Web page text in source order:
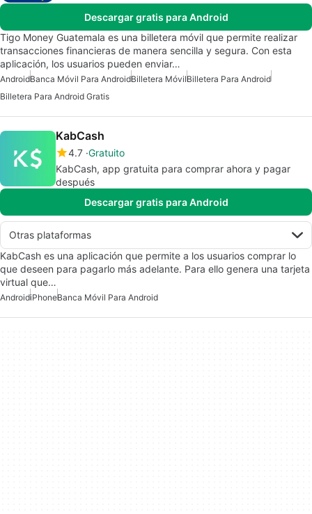
Descargar gratis para Android
Tigo Money Guatemala es una billetera móvil que permite realizar
transacciones financieras de manera sencilla y segura. Con esta
aplicación, los usuarios pueden enviar…
AndroidBanca Móvil Para AndroidBilletera MóvilBilletera Para Android
Billetera Para Android Gratis
KabCash
4.7 Gratuito
KabCash, app gratuita para comprar ahora y pagar
después
Descargar gratis para Android
Otras plataformas
KabCash es una aplicación que permite a los usuarios comprar lo
que deseen para pagarlo más adelante. Para ello genera una tarjeta
virtual que…
AndroidiPhoneBanca Móvil Para Android